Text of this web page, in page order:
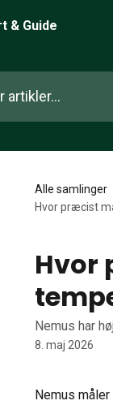
Alle samlinger
Hvor præcist
Hvor
Nemus har
8. maj 2026
Nemus